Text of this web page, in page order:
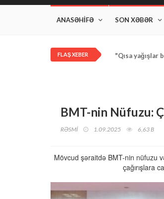
ANASƏHİFƏ SON XƏBƏR
FLAŞ XEBER "Qısa yağışlar
BMT-nin Nüfuzu:
RƏSMİ 1.09.2025 6,63 B
Mövcud şəraitdə BMT-nin nüfuzu
çağırışlara